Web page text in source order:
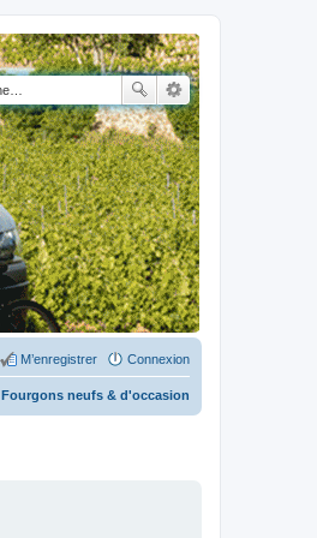
Connexion
M’enregistrer
Fourgons neufs & d'occasion